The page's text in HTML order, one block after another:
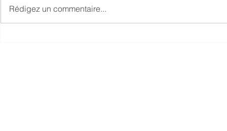
Rédigez un commentaire...